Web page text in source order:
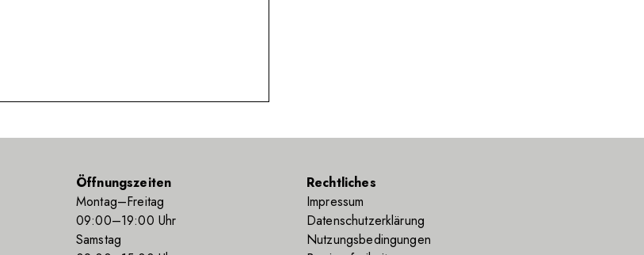
Öffnungszeiten
Montag–Freitag
09:00–19:00 Uhr
Samstag
Rechtliches
Impressum
Datenschutzerklärung
Nutzungsbedingungen